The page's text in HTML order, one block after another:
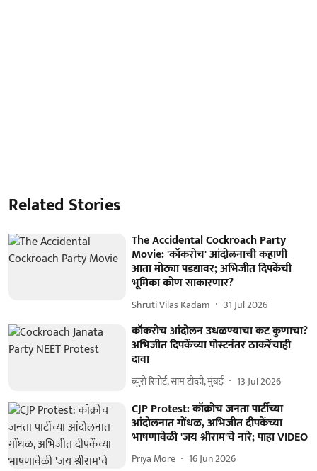
Related Stories
The Accidental Cockroach Party
Movie: 'कॉकरोच' आंदोलनाची कहाणी
आता मोठ्या पडद्यावर; अभिजीत दिपकेंची
भूमिका कोण साकारणार?
Shruti Vilas Kadam 31 Jul 2026
कॉकरोच आंदोलन उधळण्याचा कट कुणाचा?
अभिजीत दिपकेंच्या पोस्टनंतर ठाकरेंचाही
दावा
ब्युरो रिपोर्ट, साम टीव्ही, मुंबई 13 Jul 2026
CJP Protest: कॉक्रोच जनता पार्टीच्या
आंदोलनात गोंधळ, अभिजीत दीपकेंच्या
भाषणावेळी 'जय श्रीराम'चे नारे; पाहा VIDEO
Priya More 16 Jun 2026